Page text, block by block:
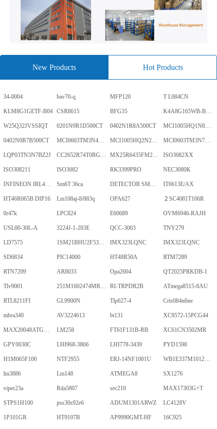
New Products Hot Products
34-0004 bav70-q MFP120 T L084CN
KLM8G1GETF-B04 CSR8615 BFG35 K4A8G165WB-BCWE
W25Q32JVSSIQT 0201N9R1D500CT 0402N1R8A500CT MCI1005HQ1N8SHBP
0402N0R7B500CT MCI0603TM3N4BHBP MCI1005HQ2N2BHBP MCI0603TM3N7BHBP
LQP03TN3N7BZ2J CC2652R74T0RGZR MX25R6435FM2IL0TR ISO3082XX
ISO308211 ISO3082 RK3399PRO NEC3080K
INFINEON IRL40SC228 Sm6T 36ca DETECTOR SMD,HT7024A-1,3%,SOT-89 IT6613E/AX
HT46R065B DIP16 Lm108aj-8/883q OPA627 ２SC4081T106R
0r47k LPC824 E60689 OVM6946-RAJH
USL00-30L-A 3224J-1-203E QCC-3003 TNY279
LD7575 1SM21BHU2F53E2VGNE IMX323LQNC IMX323LQNC
SD6834 PIC14000 HT48R50A RTM7289
RTN7209 AR8033 Opa2604 QT2025PRKDB-1
Tlv9001 251M1602474MR09M RI-TRPDR2B ATmega8515-8AU
RTL8211FI GL9900N Tlp627-4 Crts084n6ne
mbra340 AV3224613 bt131 XC9572-15PCG44
MAX20048ATGA/VY+ LM258 FT61F131B-RB XC61CN3502MR
GPY0030C LHI968-3866 LHI778-3439 PYD1598
H1M065F100 NTF2955 ERJ-14NF1001U WB1E337M1012MPA
lm3886 Lm148 ATMEGA8 SX1276
viper23a Rda5807 sec210 MAX17303G+T
STPS1H100 pss30s92e6 ADUM1301ARWZ LC4128V
1P101GR HT9107B AP9990GMT-HF 16C925